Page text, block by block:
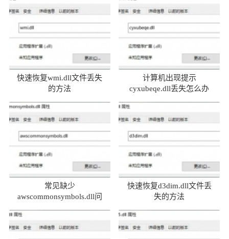
快速恢复wmi.dll文件丢失
的方法
计算机出现提示
cyxubeqe.dll丢失怎么办
常见缺少
awscommonsymbols.dll问
快速恢复d3dim.dll文件丢
失的方法